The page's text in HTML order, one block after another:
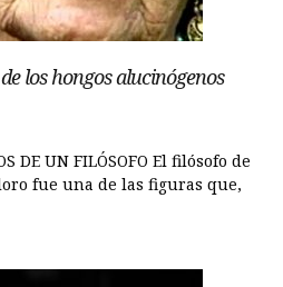
los hongos alucinógenos
DE UN FILÓSOFO El filósofo de
fue una de las figuras que,